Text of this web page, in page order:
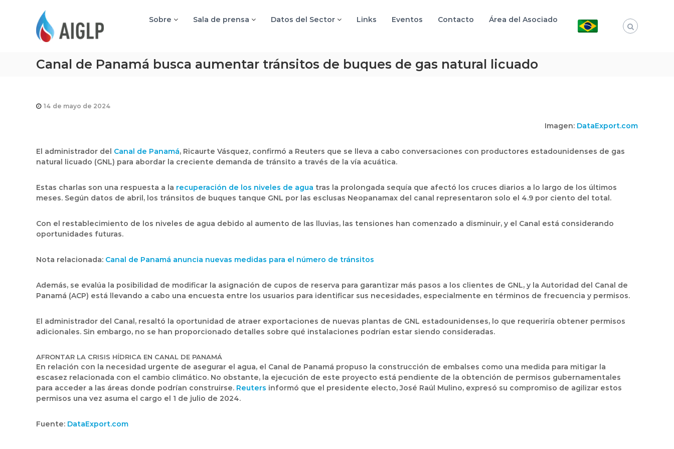
Sobre Sala de prensa Datos del Sector Links Eventos Contacto Área del Asociado
Canal de Panamá busca aumentar tránsitos de buques de gas natural licuado
14 de mayo de 2024
Imagen: DataExport.com
El administrador del Canal de Panamá, Ricaurte Vásquez, confirmó a Reuters que se lleva a cabo conversaciones con productores estadounidenses de gas
natural licuado (GNL) para abordar la creciente demanda de tránsito a través de la vía acuática.
Estas charlas son una respuesta a la recuperación de los niveles de agua tras la prolongada sequía que afectó los cruces diarios a lo largo de los últimos
meses. Según datos de abril, los tránsitos de buques tanque GNL por las esclusas Neopanamax del canal representaron solo el 4.9 por ciento del total.
Con el restablecimiento de los niveles de agua debido al aumento de las lluvias, las tensiones han comenzado a disminuir, y el Canal está considerando
oportunidades futuras.
Nota relacionada: Canal de Panamá anuncia nuevas medidas para el número de tránsitos
Además, se evalúa la posibilidad de modificar la asignación de cupos de reserva para garantizar más pasos a los clientes de GNL, y la Autoridad del Canal de
Panamá (ACP) está llevando a cabo una encuesta entre los usuarios para identificar sus necesidades, especialmente en términos de frecuencia y permisos.
El administrador del Canal, resaltó la oportunidad de atraer exportaciones de nuevas plantas de GNL estadounidenses, lo que requeriría obtener permisos
adicionales. Sin embargo, no se han proporcionado detalles sobre qué instalaciones podrían estar siendo consideradas.
AFRONTAR LA CRISIS HÍDRICA EN CANAL DE PANAMÁ
En relación con la necesidad urgente de asegurar el agua, el Canal de Panamá propuso la construcción de embalses como una medida para mitigar la
escasez relacionada con el cambio climático. No obstante, la ejecución de este proyecto está pendiente de la obtención de permisos gubernamentales
para acceder a las áreas donde podrían construirse. Reuters informó que el presidente electo, José Raúl Mulino, expresó su compromiso de agilizar estos
permisos una vez asuma el cargo el 1 de julio de 2024.
Fuente: DataExport.com